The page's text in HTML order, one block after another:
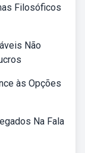
Filosóficos
Não
às Opções
Na Fala